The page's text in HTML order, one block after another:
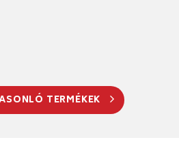
TERMÉKEK